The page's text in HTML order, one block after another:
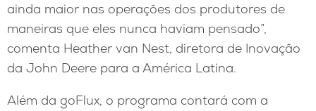
ainda maior nas operações dos produtores de
maneiras que eles nunca haviam pensado”,
comenta Heather van Nest, diretora de Inovação
da John Deere para a América Latina.
Além da goFlux, o programa contará com a